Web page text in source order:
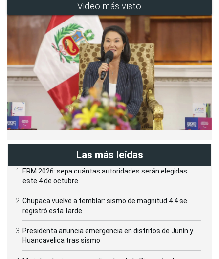
Video más visto
Las más leídas
ERM 2026: sepa cuántas autoridades serán elegidas
este 4 de octubre
Chupaca vuelve a temblar: sismo de magnitud 4.4 se
registró esta tarde
Presidenta anuncia emergencia en distritos de Junín y
Huancavelica tras sismo